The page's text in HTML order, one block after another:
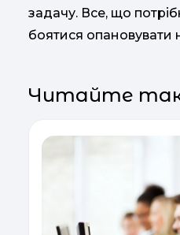
задачу. Все, що
боятися опановувати
Читайте